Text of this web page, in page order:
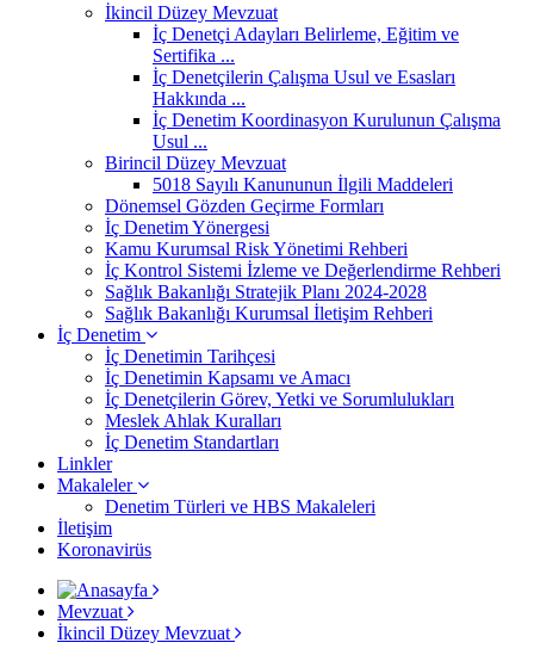
İkincil Düzey Mevzuat
İç Denetçi Adayları Belirleme, Eğitim ve
Sertifika ...
İç Denetçilerin Çalışma Usul ve Esasları
Hakkında ...
İç Denetim Koordinasyon Kurulunun Çalışma
Usul ...
Birincil Düzey Mevzuat
5018 Sayılı Kanununun İlgili Maddeleri
Dönemsel Gözden Geçirme Formları
İç Denetim Yönergesi
Kamu Kurumsal Risk Yönetimi Rehberi
İç Kontrol Sistemi İzleme ve Değerlendirme Rehberi
Sağlık Bakanlığı Stratejik Planı 2024-2028
Sağlık Bakanlığı Kurumsal İletişim Rehberi
İç Denetim
İç Denetimin Tarihçesi
İç Denetimin Kapsamı ve Amacı
İç Denetçilerin Görev, Yetki ve Sorumlulukları
Meslek Ahlak Kuralları
İç Denetim Standartları
Linkler
Makaleler
Denetim Türleri ve HBS Makaleleri
İletişim
Koronavirüs
Mevzuat
İkincil Düzey Mevzuat